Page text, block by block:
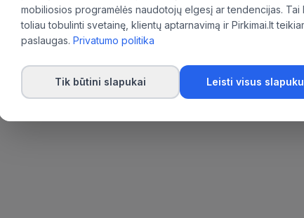
namai
mobiliosios programėlės naudotojų elgesį ar tendencijas. Tai
toliau tobulinti svetainę, klientų aptarnavimą ir Pirkimai.lt
paslaugas. Privatumo politika
Tik būtini slapukai Leisti visus